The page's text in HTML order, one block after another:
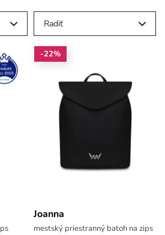
Radiť
-22%
Joanna
mestský priestranný batoh na zips